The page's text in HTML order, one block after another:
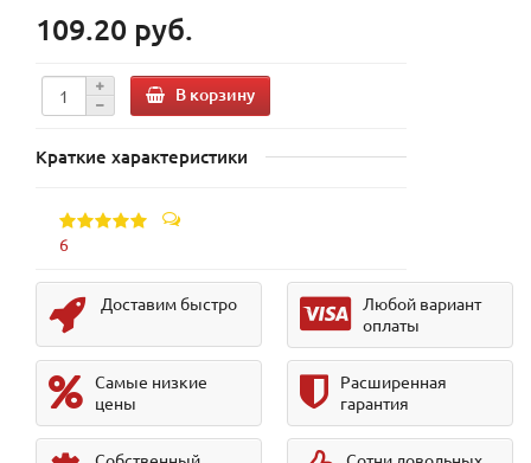
109.20 руб.
В корзину
Краткие характеристики
6
Доставим быстро
Любой вариант
оплаты
Самые низкие
цены
Расширенная
гарантия